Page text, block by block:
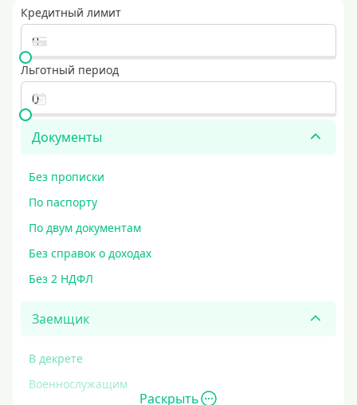
Кредитный лимит
Льготный период
Документы
Без прописки
По паспорту
По двум документам
Без справок о доходах
Без 2 НДФЛ
Заемщик
В декрете
Военнослужащим
Раскрыть